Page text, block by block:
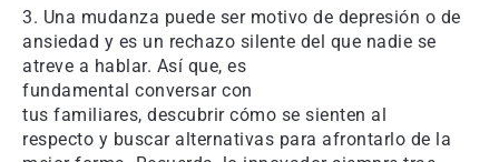
3. Una mudanza puede ser motivo de depresión o de
ansiedad y es un rechazo silente del que nadie se
atreve a hablar. Así que, es
fundamental conversar con
tus familiares, descubrir cómo se sienten al
respecto y buscar alternativas para afrontarlo de la